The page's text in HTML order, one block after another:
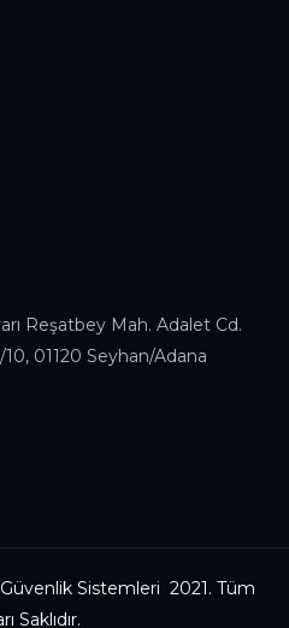
Reşatbey Mah. Adalet Cd.
01120 Seyhan/Adana
Sistemleri 2021. Tüm
Saklıdır.